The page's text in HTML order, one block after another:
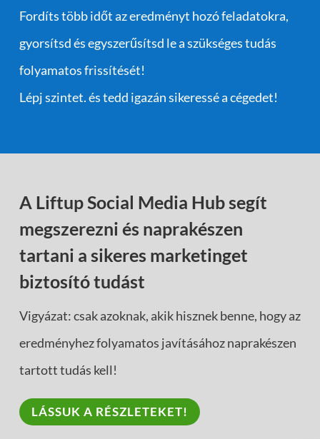
Fordíts több időt az eredményt hozó feladatokra,
gyorsítsd és egyszerűsítsd le a szükséges tudás
folyamatos frissítését!
Lépj szintet. és tedd igazán sikeressé a cégedet!
A Liftup Social Media Hub segít
megszerezni és naprakészen
tartani a sikeres marketinget
biztosító tudást
Vigyázat: csak azoknak, akik hisznek benne, hogy az
eredményhez folyamatos javításához naprakészen
tartott tudás kell!
LÁSSUK A RÉSZLETEKET!